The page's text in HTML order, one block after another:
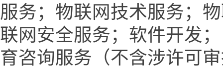
服务；物联网技术服务；
联网安全服务；软件开发
育咨询服务（不含涉许可